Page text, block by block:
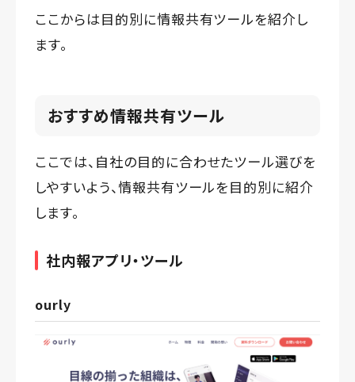
ここからは目的別に情報共有ツールを紹介し
ます。
おすすめ情報共有ツール
ここでは、自社の目的に合わせたツール選びを
しやすいよう、情報共有ツールを目的別に紹介
します。
社内報アプリ・ツール
ourly